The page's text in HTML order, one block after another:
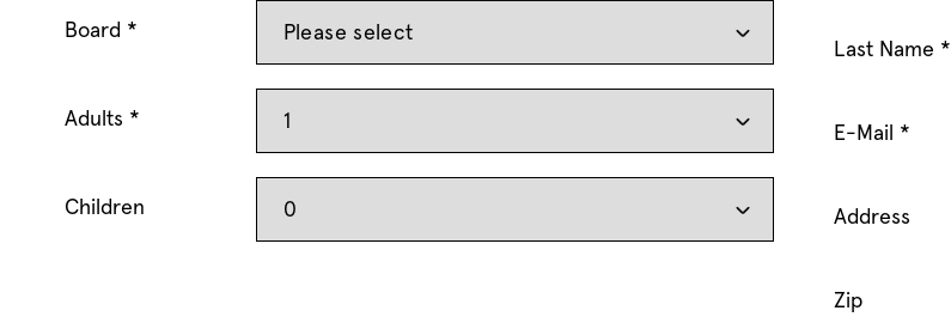
Board *
Adults *
Children
Last Name *
E-Mail *
Address
Zip